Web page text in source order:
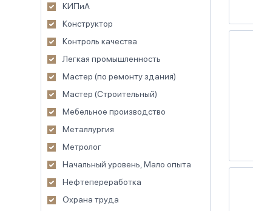
КИПиА
Конструктор
Контроль качества
Легкая промышленность
Мастер (по ремонту здания)
Мастер (Строительный)
Мебельное производство
Металлургия
Метролог
Начальный уровень, Мало опыта
Нефтепереработка
Охрана труда